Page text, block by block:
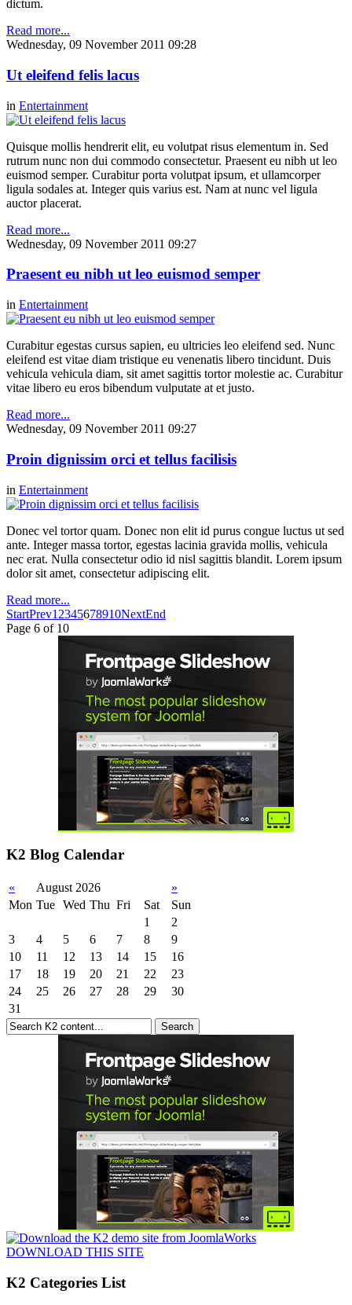
dictum.
Read more...
Wednesday, 09 November 2011 09:28
Ut eleifend felis lacus
in Entertainment
Quisque mollis hendrerit elit, eu volutpat risus elementum in. Sed
rutrum nunc non dui commodo consectetur. Praesent eu nibh ut leo
euismod semper. Curabitur porta volutpat ipsum, et ullamcorper
ligula sodales at. Integer quis varius est. Nam at nunc vel ligula
auctor placerat.
Read more...
Wednesday, 09 November 2011 09:27
Praesent eu nibh ut leo euismod semper
in Entertainment
Curabitur egestas cursus sapien, eu ultricies leo eleifend sed. Nunc
eleifend est vitae diam tristique eu venenatis libero tincidunt. Duis
vehicula vehicula diam, sit amet sagittis tortor molestie ac. Curabitur
vitae libero eu eros bibendum vulputate at et justo.
Read more...
Wednesday, 09 November 2011 09:27
Proin dignissim orci et tellus facilisis
in Entertainment
Donec vel tortor quam. Donec non elit id purus congue luctus ut sed
ante. Integer massa tortor, egestas lacinia gravida mollis, vehicula
nec erat. Nulla consectetur odio id nisl sagittis blandit. Lorem ipsum
dolor sit amet, consectetur adipiscing elit.
Read more...
StartPrev1 2345678910NextEnd
Page 6 of 10
K2 Blog Calendar
« August 2026
»
Mon Tue Wed Thu Fri Sat
Sun
1
2
3
4 5 6 7 8
9
10
11 12 13 14 15
16
17
18 19 20 21 22
23
24
25 26 27 28 29
30
31
DOWNLOAD THIS SITE
K2 Categories List